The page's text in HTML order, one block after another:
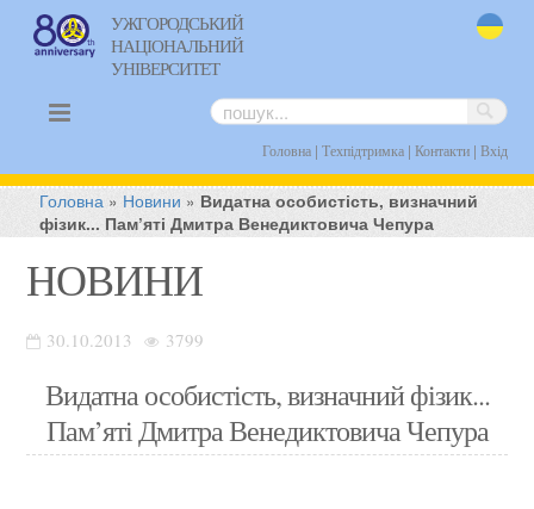
УЖГОРОДСЬКИЙ
НАЦІОНАЛЬНИЙ
УНІВЕРСИТЕТ
Головна| Техпідтримка| Контакти| Вхід
Головна » Новини » Видатна особистість, визначний
фізик... Пам’яті Дмитра Венедиктовича Чепура
НОВИНИ
30.10.2013 3799
Видатна особистість, визначний фізик...
Пам’яті Дмитра Венедиктовича Чепура